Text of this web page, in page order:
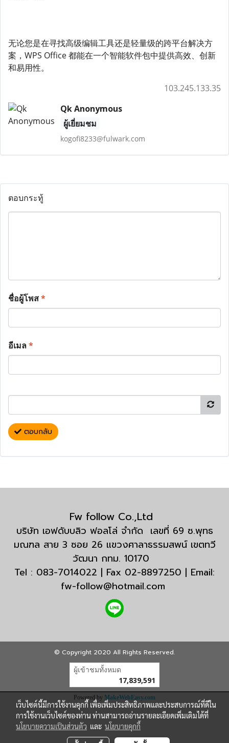
无论您是在寻找高级编辑工具还是轻量级的跨平台解决方
案，WPS Office 都能在一个智能软件包中提供高效、创新
和易用性。
103.245.133.35
Qk Anonymous
ผู้เยี่ยมชม
kogofi8233@fulwark.com
ตอบกระทู้
ชื่อผู้โพส*
อีเมล*
ตอบกลับ
Fw follow Co.,Ltd
บริษัท เอฟดับบลิว ฟอลโล่ จำกัด เลขที่ 69 ซ.พุทธ
มณฑล สาย 3 ซอย 26 แขวงศาลาธรรมสพน์ เขตทวี
วัฒนา กทม. 10170
Tel : 083-7014022 | Fax 02-8897250 | Email:
fw-follow@hotmail.com
© Copyright 2020 All Rights Reserved.
ผู้เข้าชมทั้งหมด
17,839,591
Powered by MakeWebEasy.com
เว็บไซต์นี้มีการใช้งานคุกกี้ เพื่อเพิ่มประสิทธิภาพและประสบการณ์ที่ดีใน
การใช้งานเว็บไซต์ของท่าน ท่านสามารถอ่านรายละเอียดเพิ่มเติมได้ที่
นโยบายความเป็นส่วนตัว และ นโยบายคุกกี้